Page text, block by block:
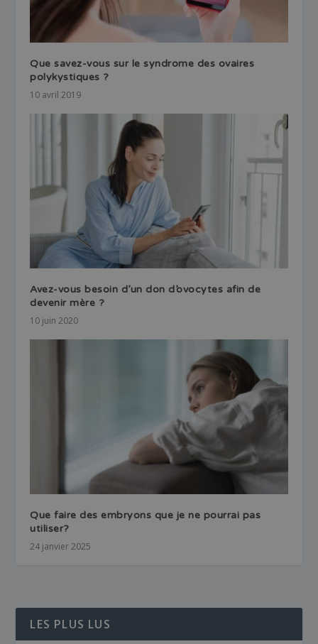
Que savez-vous sur le syndrome des ovaires
polykystiques ?
10 avril 2019
Avez-vous besoin d’un don d’ovocytes afin de
devenir mère ?
10 juin 2020
Que faire des embryons que je ne pourrai pas
utiliser?
24 janvier 2025
LES PLUS LUS